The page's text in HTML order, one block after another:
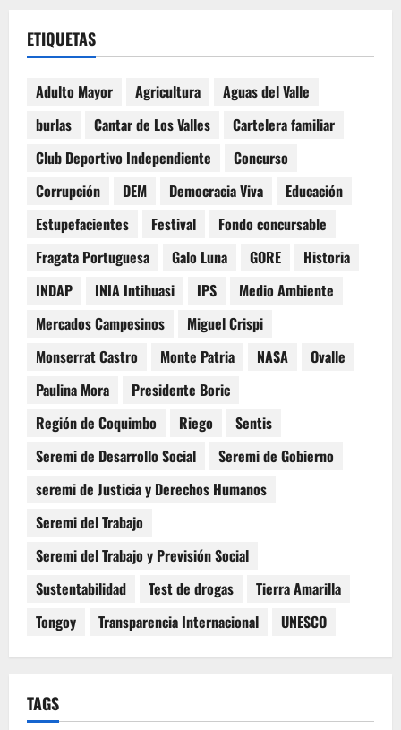
ETIQUETAS
Adulto Mayor Agricultura
Aguas del Valle
burlas
Cantar de Los Valles
Cartelera familiar
Club Deportivo Independiente
Concurso
Corrupción
DEM Democracia Viva
Educación
Estupefacientes
Festival
Fondo concursable
Fragata Portuguesa
Galo Luna GORE
Historia
INDAP
INIA Intihuasi IPS
Medio Ambiente
Mercados Campesinos
Miguel Crispi
Monserrat Castro
Monte Patria NASA
Ovalle
Paulina Mora
Presidente Boric
Región de Coquimbo
Riego
Sentis
Seremi de Desarrollo Social
Seremi de Gobierno
seremi de Justicia y Derechos Humanos
Seremi del Trabajo
Seremi del Trabajo y Previsión Social
Sustentabilidad
Test de drogas
Tierra Amarilla
Tongoy
Transparencia Internacional UNESCO
TAGS